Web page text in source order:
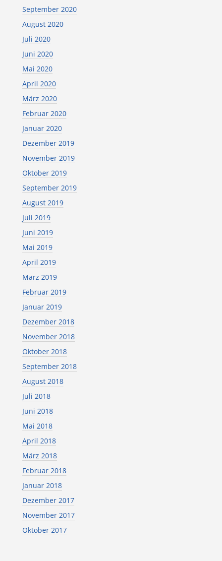
September 2020
August 2020
Juli 2020
Juni 2020
Mai 2020
April 2020
März 2020
Februar 2020
Januar 2020
Dezember 2019
November 2019
Oktober 2019
September 2019
August 2019
Juli 2019
Juni 2019
Mai 2019
April 2019
März 2019
Februar 2019
Januar 2019
Dezember 2018
November 2018
Oktober 2018
September 2018
August 2018
Juli 2018
Juni 2018
Mai 2018
April 2018
März 2018
Februar 2018
Januar 2018
Dezember 2017
November 2017
Oktober 2017